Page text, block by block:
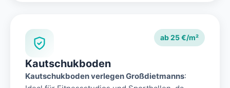
ab 25 €/m²
Kautschukboden
Kautschukboden verlegen Großdietmanns: